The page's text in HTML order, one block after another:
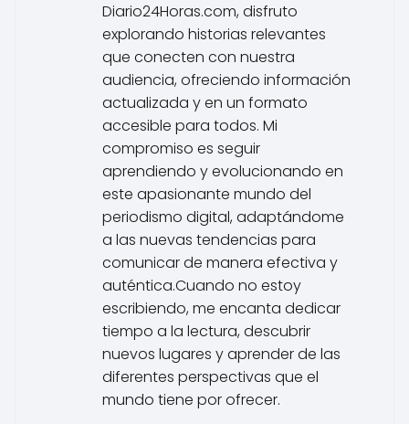
Diario24Horas.com, disfruto
explorando historias relevantes
que conecten con nuestra
audiencia, ofreciendo información
actualizada y en un formato
accesible para todos. Mi
compromiso es seguir
aprendiendo y evolucionando en
este apasionante mundo del
periodismo digital, adaptándome
a las nuevas tendencias para
comunicar de manera efectiva y
auténtica.Cuando no estoy
escribiendo, me encanta dedicar
tiempo a la lectura, descubrir
nuevos lugares y aprender de las
diferentes perspectivas que el
mundo tiene por ofrecer.